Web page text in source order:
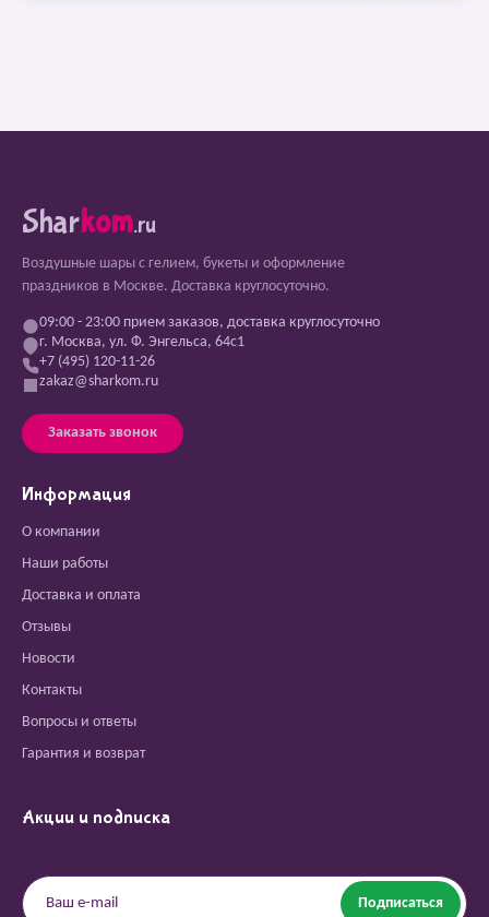
Sharkom.ru
Воздушные шары с гелием, букеты и оформление
праздников в Москве. Доставка круглосуточно.
09:00 - 23:00 прием заказов, доставка круглосуточно
г. Москва, ул. Ф. Энгельса, 64с1
+7 (495) 120-11-26
zakaz@sharkom.ru
Заказать звонок
Информация
О компании
Наши работы
Доставка и оплата
Отзывы
Новости
Контакты
Вопросы и ответы
Гарантия и возврат
Акции и подписка
Подписаться